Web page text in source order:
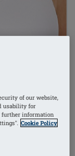
of our website,
usability for
further information
Cookie Policy